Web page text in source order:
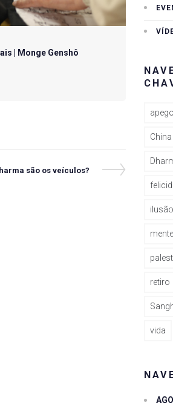
| Monge Genshô
são os veículos?
apego
China
ilusão
mente
retiro
vida